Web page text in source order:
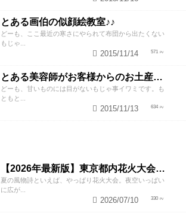
とある画伯の似顔絵教室♪♪
どーも、ここ最近の寒さにやられて布団から出たくない
もじゃ...
571
2015/11/14
とある美容師がお客様からのお土産で遊んでみた笑
どーも、甘いものには目がないもじゃ事イワミです。も
ともと...
634
2015/11/13
【2026年最新版】東京都内花火大会まとめ｜浴衣着付け・ヘアセットならZESTへ
夏の風物詩といえば、やっぱり花火大会。夜空いっぱい
に広が...
330
2026/07/10